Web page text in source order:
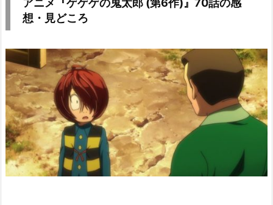
ゲ
の
鬼
太
郎
(第
6
作)』
アニメ『ゲゲゲの鬼太郎 (第6作)』70話の感
想・見どころ